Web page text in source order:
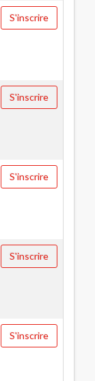
S'inscrire
S'inscrire
S'inscrire
S'inscrire
S'inscrire